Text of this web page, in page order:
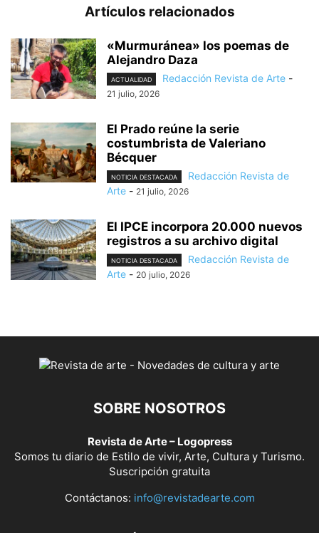
Artículos relacionados
«Murmuránea» los poemas de
Alejandro Daza
ACTUALIDAD Redacción Revista de Arte -
21 julio, 2026
El Prado reúne la serie
costumbrista de Valeriano
Bécquer
NOTICIA DESTACADA
Redacción Revista de
Arte - 21 julio, 2026
El IPCE incorpora 20.000 nuevos
registros a su archivo digital
NOTICIA DESTACADA
Redacción Revista de
Arte - 20 julio, 2026
SOBRE NOSOTROS
Revista de Arte – Logopress
Somos tu diario de Estilo de vivir, Arte, Cultura y Turismo.
Suscripción gratuita
Contáctanos: info@revistadearte.com